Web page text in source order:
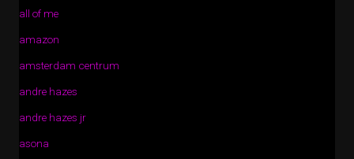
all of me
amazon
amsterdam centrum
andre hazes
andre hazes jr
asona